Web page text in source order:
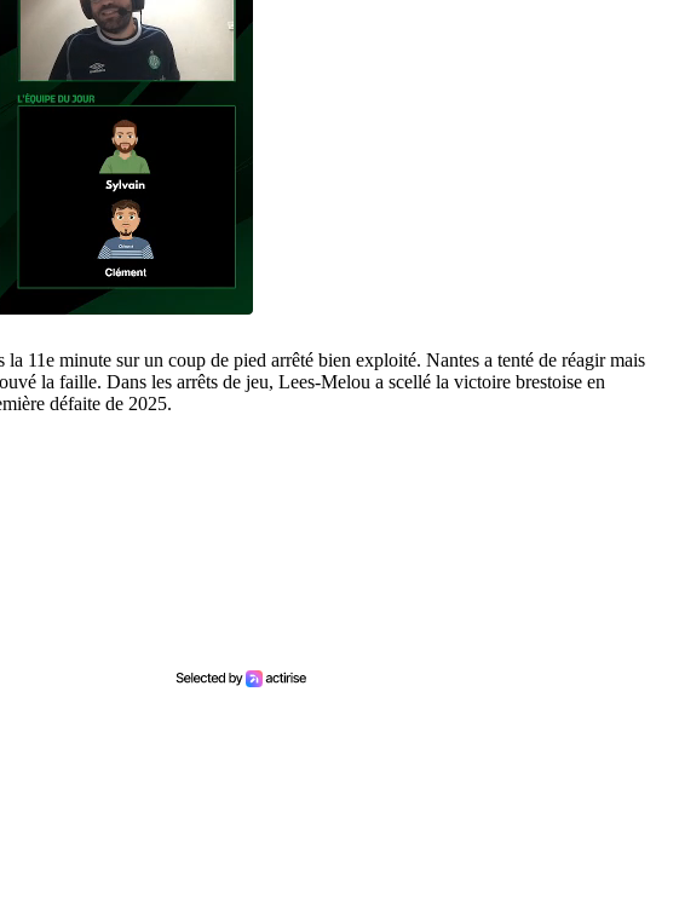
11e minute sur un coup de pied arrêté bien exploité. Nantes a tenté de réagir mais
la faille. Dans les arrêts de jeu, Lees-Melou a scellé la victoire brestoise en
défaite de 2025.